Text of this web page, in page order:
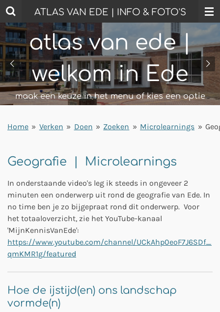
Ga
direct
naar
de
hoofdinhoud
ATLAS VAN EDE | INFO & FOTO'S
atlas van ede |
welkom in Ede
maak een keuze in het menu of kies een optie
Home » Verken » Doen » Zoeken » Microlearnings »
Geografie | Microlearnings
In onderstaande video's leg ik steeds in ongeveer 2
minuten een onderwerp uit rond de geografie van Ede. In
no time ben je zo bijgepraat rond dit onderwerp. Voor
het totaaloverzicht, zie het YouTube-kanaal
'MijnKennisVanEde':
https://www.youtube.com/channel/UCkAhp0eoF7J6SDf_
qmKMR1g/featured
Hoe de ijstijd(en) ons landschap
vormde(n)